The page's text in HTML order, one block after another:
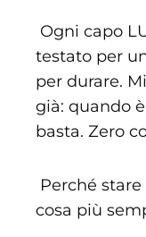
Ogni capo
testato per
per durare.
già: quando
basta. Zero
Perché
cosa più